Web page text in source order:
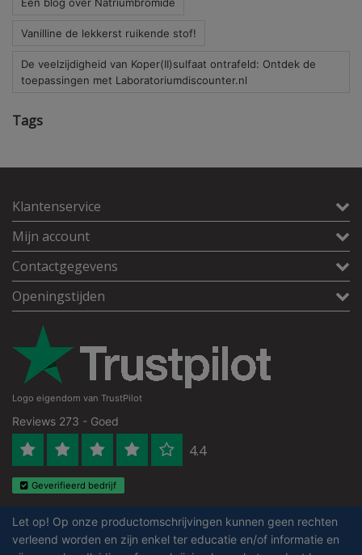
Vanilline de lekkerst ruikende stof!
De veelzijdigheid van Koper(II)sulfaat ontrafeld: Ontdek de
toepassingen met Laboratoriumdiscounter.nl
Tags
Klantenservice
Mijn account
Contactgegevens
Openingstijden
Logo eigendom van TrustPilot
Reviews 273 - Goed
4.4
Geverifieerd bedrijf
Let op! Op onze productomschrijvingen kunnen geen rechten
verleend worden en zijn enkel ter educatie en/of informatie en